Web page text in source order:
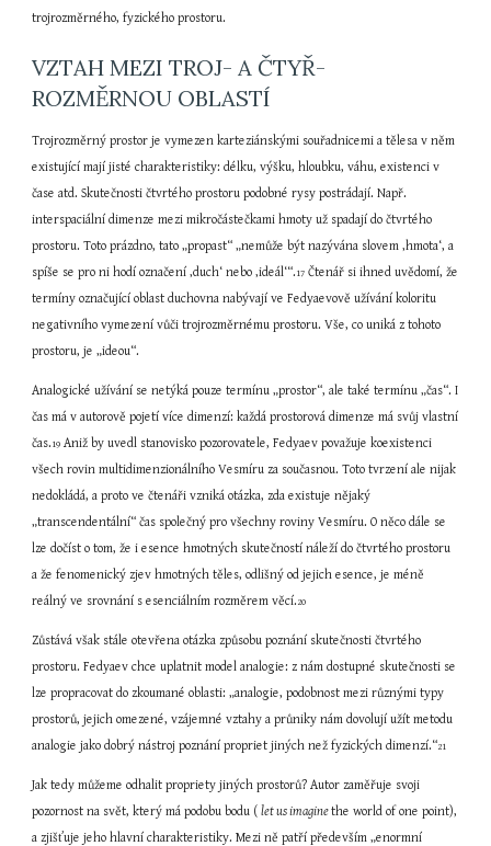
trojrozměrného, fyzického prostoru.
VZTAH MEZI TROJ- A ČTYŘ-
ROZMĚRNOU OBLASTÍ
Trojrozměrný prostor je vymezen karteziánskými souřadnicemi a tělesa v něm
existující mají jisté charakteristiky: délku, výšku, hloubku, váhu, existenci v
čase atd. Skutečnosti čtvrtého prostoru podobné rysy postrádají. Např.
interspaciální dimenze mezi mikročástečkami hmoty už spadají do čtvrtého
prostoru. Toto prázdno, tato „propast“ „nemůže být nazývána slovem ‚hmota‘, a
spíše se pro ni hodí označení ‚duch‘ nebo ‚ideál‘“.17 Čtenář si ihned uvědomí, že
termíny označující oblast duchovna nabývají ve Fedyaevově užívání koloritu
negativního vymezení vůči trojrozměrnému prostoru. Vše, co uniká z tohoto
prostoru, je „ideou“.
Analogické užívání se netýká pouze termínu „prostor“, ale také termínu „čas“. I
čas má v autorově pojetí více dimenzí: každá prostorová dimenze má svůj vlastní
čas.19 Aniž by uvedl stanovisko pozorovatele, Fedyaev považuje koexistenci
všech rovin multidimenzionálního Vesmíru za současnou. Toto tvrzení ale nijak
nedokládá, a proto ve čtenáři vzniká otázka, zda existuje nějaký
„transcendentální“ čas společný pro všechny roviny Vesmíru. O něco dále se
lze dočíst o tom, že i esence hmotných skutečností náleží do čtvrtého prostoru
a že fenomenický zjev hmotných těles, odlišný od jejich esence, je méně
reálný ve srovnání s esenciálním rozměrem věcí.20
Zůstává však stále otevřena otázka způsobu poznání skutečnosti čtvrtého
prostoru. Fedyaev chce uplatnit model analogie: z nám dostupné skutečnosti se
lze propracovat do zkoumané oblasti: „analogie, podobnost mezi různými typy
prostorů, jejich omezené, vzájemné vztahy a průniky nám dovolují užít metodu
analogie jako dobrý nástroj poznání propriet jiných než fyzických dimenzí.“21
Jak tedy můžeme odhalit propriety jiných prostorů? Autor zaměřuje svoji
pozornost na svět, který má podobu bodu ( let us imagine the world of one point),
a zjišťuje jeho hlavní charakteristiky. Mezi ně patří především „enormní